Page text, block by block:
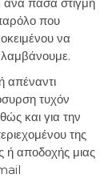
που
να
λαμβάνουμε.
απέναντι
τυχόν
και για την
της
ή αποδοχής μιας